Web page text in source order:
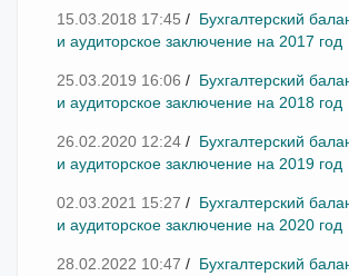
15.03.2018 17:45 / Бухгалтерский
и аудиторское заключение на 2017 год
25.03.2019 16:06 / Бухгалтерский
и аудиторское заключение на 2018 год
26.02.2020 12:24 / Бухгалтерский
и аудиторское заключение на 2019 год
02.03.2021 15:27 / Бухгалтерский
и аудиторское заключение на 2020 год
28.02.2022 10:47 / Бухгалтерский